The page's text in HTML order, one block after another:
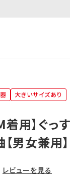
大きいサイズあり
着用】ぐっ
男女兼用】
レビューを見る